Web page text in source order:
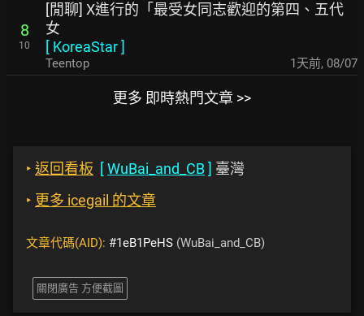
8
10
[閒聊] X進行的「最受女同志歡迎的第四、五代
女
[ KoreaStar]
Teentop 1天前, 08/07
更多 即時熱門文章 >>
‣ 返回看板 [WuBai_and_CB] 臺灣
‣ 更多 icegail 的文章
文章代碼(AID): #1eB1PeHS (WuBai_and_CB)
關閉廣告 方便截圖